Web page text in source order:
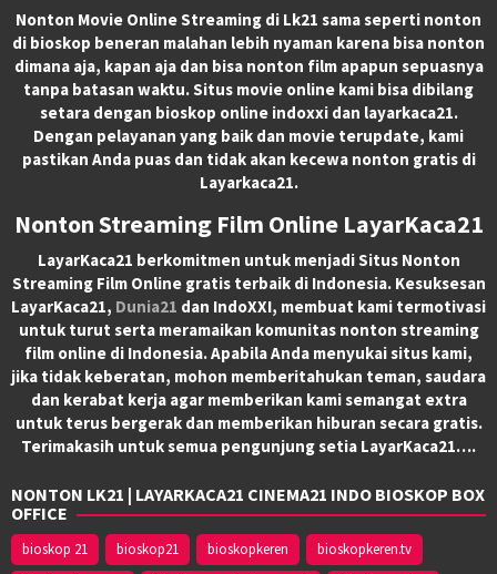
Nonton Movie Online Streaming di Lk21 sama seperti nonton
di bioskop beneran malahan lebih nyaman karena bisa nonton
dimana aja, kapan aja dan bisa nonton film apapun sepuasnya
tanpa batasan waktu. Situs movie online kami bisa dibilang
setara dengan bioskop online indoxxi dan layarkaca21.
Dengan pelayanan yang baik dan movie terupdate, kami
pastikan Anda puas dan tidak akan kecewa nonton gratis di
Layarkaca21.
Nonton Streaming Film Online LayarKaca21
LayarKaca21 berkomitmen untuk menjadi Situs Nonton
Streaming Film Online gratis terbaik di Indonesia. Kesuksesan
LayarKaca21, Dunia21 dan IndoXXI, membuat kami termotivasi
untuk turut serta meramaikan komunitas nonton streaming
film online di Indonesia. Apabila Anda menyukai situs kami,
jika tidak keberatan, mohon memberitahukan teman, saudara
dan kerabat kerja agar memberikan kami semangat extra
untuk terus bergerak dan memberikan hiburan secara gratis.
Terimakasih untuk semua pengunjung setia LayarKaca21….
NONTON LK21 | LAYARKACA21 CINEMA21 INDO BIOSKOP BOX
OFFICE
bioskop 21 bioskop21 bioskopkeren
bioskopkeren.tv